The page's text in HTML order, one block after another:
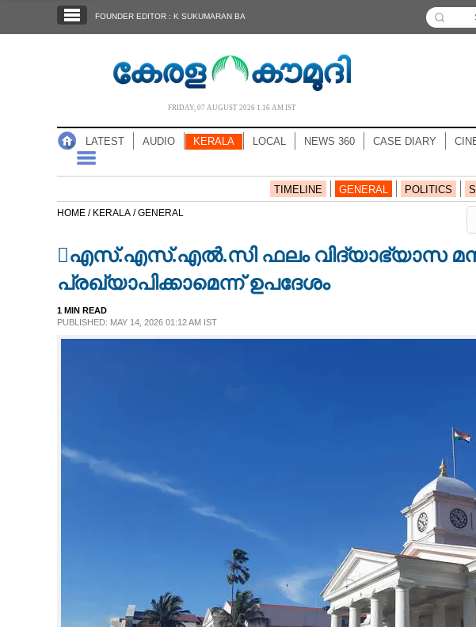
NOTIFIED NEWS
CASE DIARY
FOUNDER EDITOR : K SUKUMARAN BA
FRIDAY, 07 AUGUST 2026 1.16 AM IST
LATEST AUDIO KERALA LOCAL NEWS 360 CASE DIARY
TIMELINE GENERAL POLITICS
HOME / KERALA /GENERAL
എസ്.എസ്.എൽ.സി ഫലം വിദ്യാഭ്യാസ
പ്രഖ്യാപിക്കാമെന്ന് ഉപദേശം
1 MIN READ
PUBLISHED: MAY 14, 2026 01:12 AM IST